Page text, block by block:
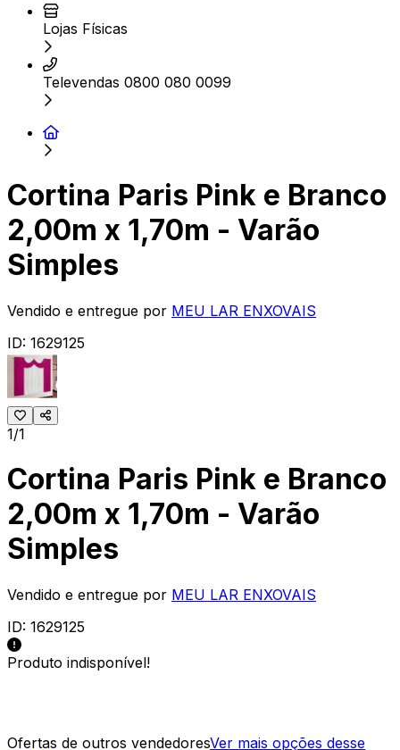
Lojas Físicas
Televendas 0800 080 0099
Cortina Paris Pink e Branco
2,00m x 1,70m - Varão
Simples
Vendido e entregue por MEU LAR ENXOVAIS
ID: 1629125
1/1
Cortina Paris Pink e Branco
2,00m x 1,70m - Varão
Simples
Vendido e entregue por MEU LAR ENXOVAIS
ID: 1629125
Produto indisponível!
Ofertas de outros vendedoresVer mais opções desse